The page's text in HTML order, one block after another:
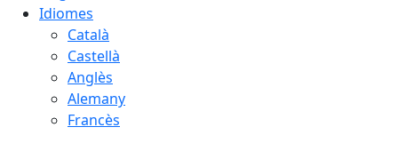
Idiomes
Català
Castellà
Anglès
Alemany
Francès